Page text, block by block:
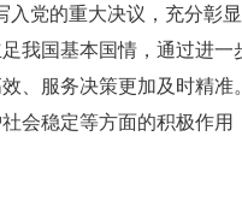
入党的重大决议，充分彰
我国基本国情，通过进
、服务决策更加及时精
会稳定等方面的积极作